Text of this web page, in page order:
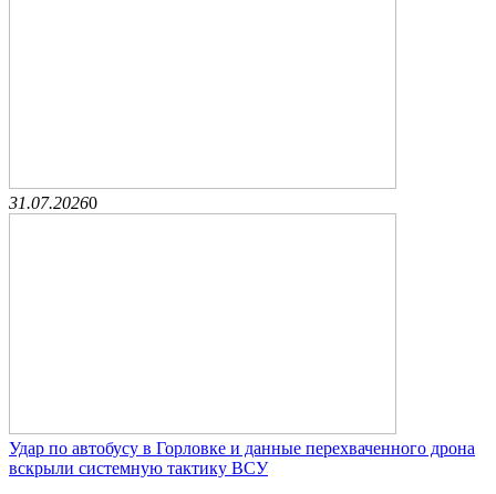
31.07.20260
Удар по автобусу в Горловке и данные перехваченного дрона
вскрыли системную тактику ВСУ